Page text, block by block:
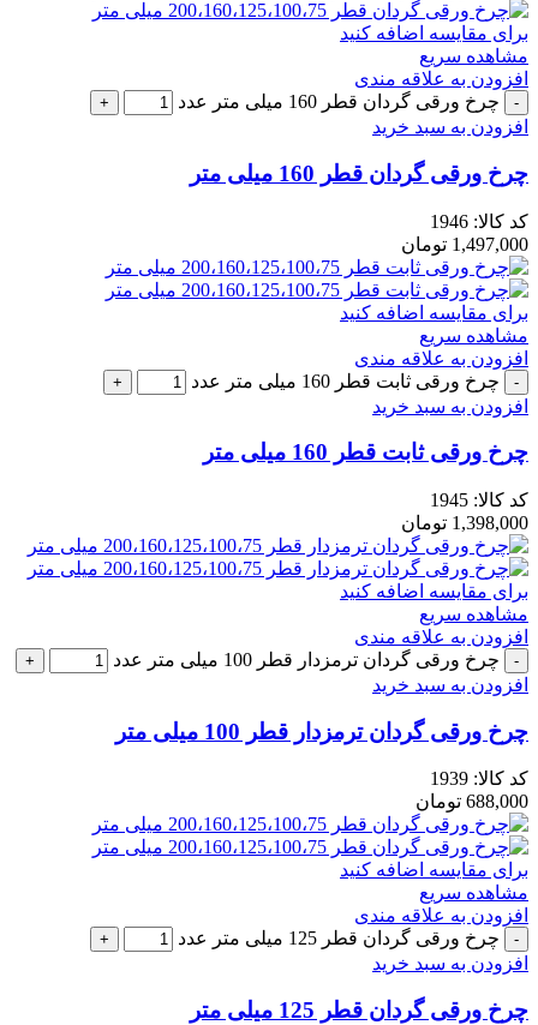
برای مقایسه اضافه کنید
مشاهده سریع
افزودن به علاقه مندی
چرخ ورقی گردان قطر 160 میلی متر عدد
افزودن به سبد خرید
چرخ ورقی گردان قطر 160 میلی متر
کد کالا: 1946
1,497,000 تومان
برای مقایسه اضافه کنید
مشاهده سریع
افزودن به علاقه مندی
چرخ ورقی ثابت قطر 160 میلی متر عدد
افزودن به سبد خرید
چرخ ورقی ثابت قطر 160 میلی متر
کد کالا: 1945
1,398,000 تومان
برای مقایسه اضافه کنید
مشاهده سریع
افزودن به علاقه مندی
چرخ ورقی گردان ترمزدار قطر 100 میلی متر عدد
افزودن به سبد خرید
چرخ ورقی گردان ترمزدار قطر 100 میلی متر
کد کالا: 1939
688,000 تومان
برای مقایسه اضافه کنید
مشاهده سریع
افزودن به علاقه مندی
چرخ ورقی گردان قطر 125 میلی متر عدد
افزودن به سبد خرید
چرخ ورقی گردان قطر 125 میلی متر